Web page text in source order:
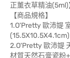
正薰衣草精油(5ml)
【商品規格】
1.O'Pretty 歐沛媞
(15.5X10.5X4.1cm)
2.O'Pretty 歐沛媞
材質天然石膏瓷粉